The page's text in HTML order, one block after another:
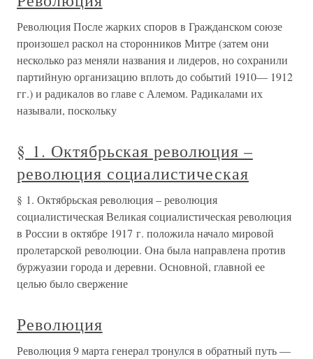
Революция После жарких споров в Гражданском союзе
произошел раскол на сторонников Митре (затем они
несколько раз меняли названия и лидеров, но сохранили
партийную организацию вплоть до событий 1910— 1912
гг.) и радикалов во главе с Алемом. Радикалами их
называли, поскольку
§ 1. Октябрьская революция –
революция социалистическая
§ 1. Октябрьская революция – революция
социалистическая Великая социалистическая революция
в России в октябре 1917 г. положила начало мировой
пролетарской революции. Она была направлена против
буржуазии города и деревни. Основной, главной ее
целью было свержение
Революция
Революция 9 марта генерал тронулся в обратный путь —